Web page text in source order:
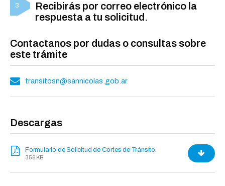
Recibirás por correo electrónico la
respuesta a tu solicitud.
Contactanos por dudas o consultas sobre
este trámite
transitosn@sannicolas.gob.ar
Descargas
Formulario de Solicitud de Cortes de Tránsito.
356 KB